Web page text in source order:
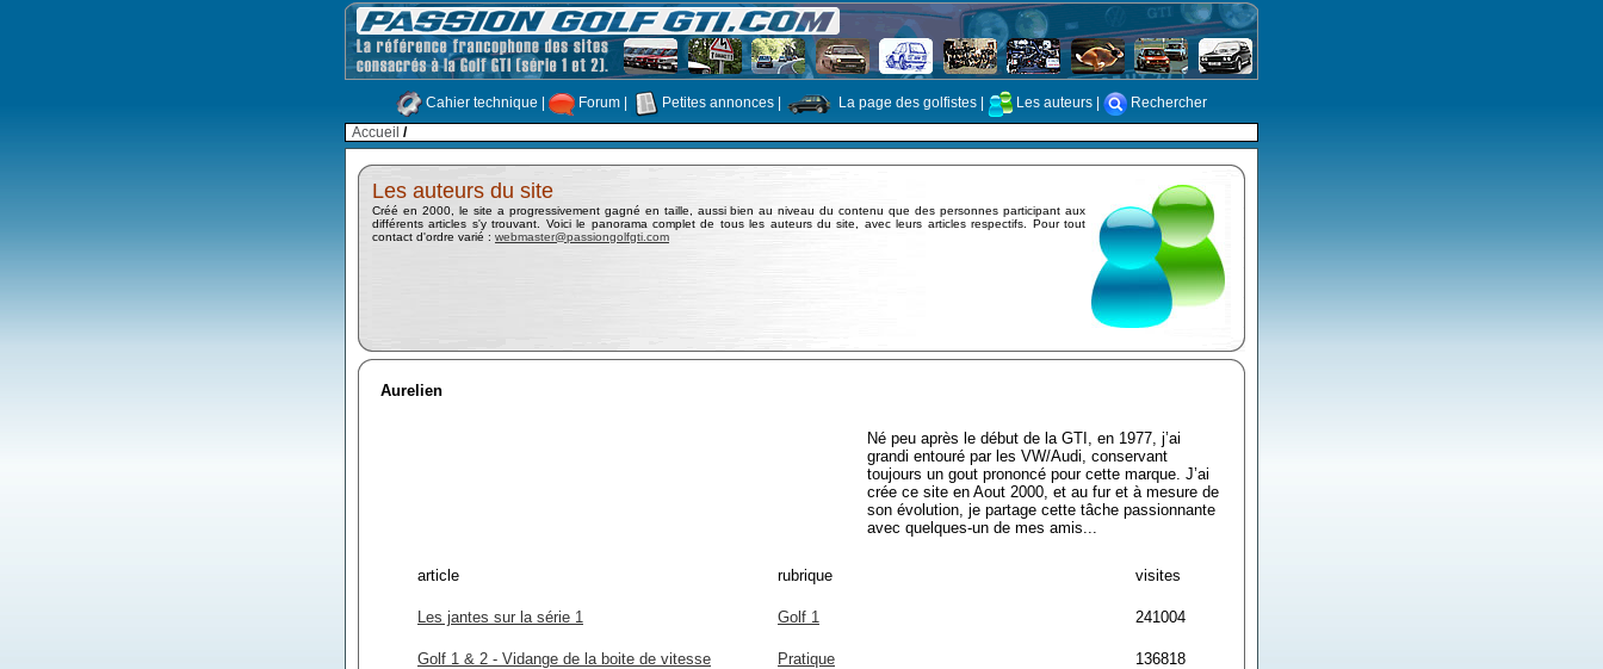
Cahier technique Forum Petites annonces La page des golfistes Les auteurs
Rechercher
Accueil /
Les auteurs du site
Créé en 2000, le site a progressivement gagné en taille, aussi bien au niveau du contenu que des personnes participant aux
différents articles s'y trouvant. Voici le panorama complet de tous les auteurs du site, avec leurs articles respectifs. Pour tout
contact d'ordre varié : webmaster@passiongolfgti.com
Aurelien
Né peu après le début de la GTI, en 1977, j’ai
grandi entouré par les VW/Audi, conservant
toujours un gout prononcé pour cette marque. J’ai
crée ce site en Aout 2000, et au fur et à mesure de
son évolution, je partage cette tâche passionnante
avec quelques-un de mes amis...
article rubrique visites
Les jantes sur la série 1 Golf 1 241004
Golf 1 & 2 - Vidange de la boite de vitesse Pratique 136818